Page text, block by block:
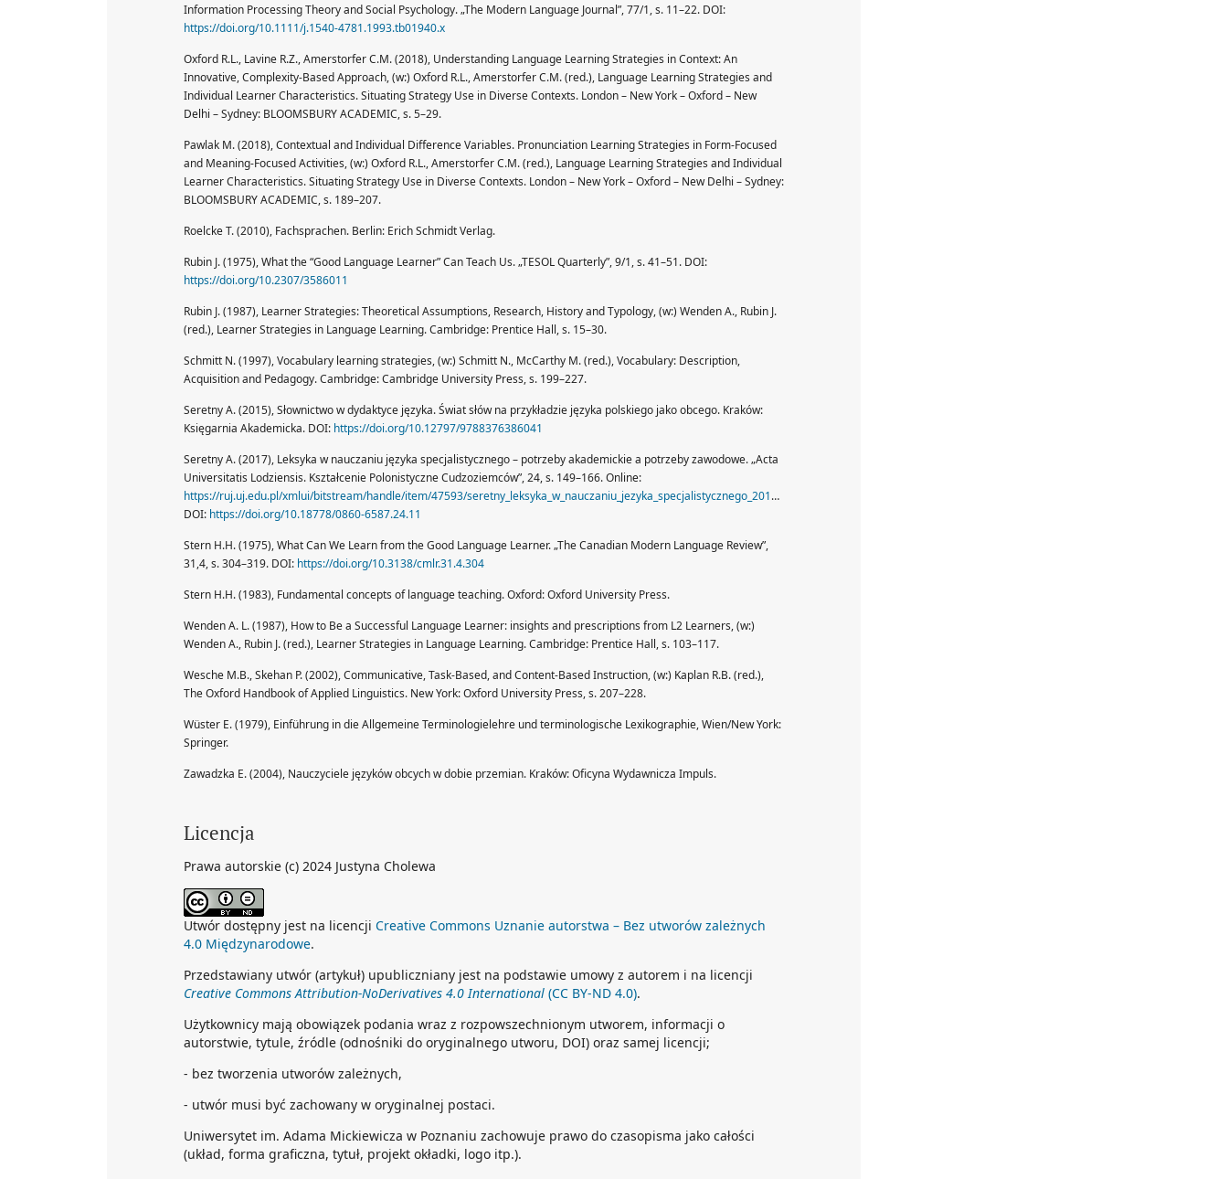
Information Processing Theory and Social Psychology. „The Modern Language Journal”, 77/1, s. 11–22. DOI:
https://doi.org/10.1111/j.1540-4781.1993.tb01940.x
Oxford R.L., Lavine R.Z., Amerstorfer C.M. (2018), Understanding Language Learning Strategies in Context: An
Innovative, Complexity-Based Approach, (w:) Oxford R.L., Amerstorfer C.M. (red.), Language Learning Strategies and
Individual Learner Characteristics. Situating Strategy Use in Diverse Contexts. London – New York – Oxford – New
Delhi – Sydney: BLOOMSBURY ACADEMIC, s. 5–29.
Pawlak M. (2018), Contextual and Individual Difference Variables. Pronunciation Learning Strategies in Form-Focused
and Meaning-Focused Activities, (w:) Oxford R.L., Amerstorfer C.M. (red.), Language Learning Strategies and Individual
Learner Characteristics. Situating Strategy Use in Diverse Contexts. London – New York – Oxford – New Delhi – Sydney:
BLOOMSBURY ACADEMIC, s. 189–207.
Roelcke T. (2010), Fachsprachen. Berlin: Erich Schmidt Verlag.
Rubin J. (1975), What the “Good Language Learner” Can Teach Us. „TESOL Quarterly”, 9/1, s. 41–51. DOI:
https://doi.org/10.2307/3586011
Rubin J. (1987), Learner Strategies: Theoretical Assumptions, Research, History and Typology, (w:) Wenden A., Rubin J.
(red.), Learner Strategies in Language Learning. Cambridge: Prentice Hall, s. 15–30.
Schmitt N. (1997), Vocabulary learning strategies, (w:) Schmitt N., McCarthy M. (red.), Vocabulary: Description,
Acquisition and Pedagogy. Cambridge: Cambridge University Press, s. 199–227.
Seretny A. (2015), Słownictwo w dydaktyce języka. Świat słów na przykładzie języka polskiego jako obcego. Kraków:
Księgarnia Akademicka. DOI: https://doi.org/10.12797/9788376386041
Seretny A. (2017), Leksyka w nauczaniu języka specjalistycznego – potrzeby akademickie a potrzeby zawodowe. „Acta
Universitatis Lodziensis. Kształcenie Polonistyczne Cudzoziemców”, 24, s. 149–166. Online:
https://ruj.uj.edu.pl/xmlui/bitstream/handle/item/47593/seretny_leksyka_w_nauczaniu_jezyka_specjalistycznego_2017.pdf
DOI: https://doi.org/10.18778/0860-6587.24.11
Stern H.H. (1975), What Can We Learn from the Good Language Learner. „The Canadian Modern Language Review”,
31,4, s. 304–319. DOI: https://doi.org/10.3138/cmlr.31.4.304
Stern H.H. (1983), Fundamental concepts of language teaching. Oxford: Oxford University Press.
Wenden A. L. (1987), How to Be a Successful Language Learner: insights and prescriptions from L2 Learners, (w:)
Wenden A., Rubin J. (red.), Learner Strategies in Language Learning. Cambridge: Prentice Hall, s. 103–117.
Wesche M.B., Skehan P. (2002), Communicative, Task-Based, and Content-Based Instruction, (w:) Kaplan R.B. (red.),
The Oxford Handbook of Applied Linguistics. New York: Oxford University Press, s. 207–228.
Wüster E. (1979), Einführung in die Allgemeine Terminologielehre und terminologische Lexikographie, Wien/New York:
Springer.
Zawadzka E. (2004), Nauczyciele języków obcych w dobie przemian. Kraków: Oficyna Wydawnicza Impuls.
Licencja
Prawa autorskie (c) 2024 Justyna Cholewa
Utwór dostępny jest na licencji Creative Commons Uznanie autorstwa – Bez utworów zależnych
4.0 Międzynarodowe.
Przedstawiany utwór (artykuł) upubliczniany jest na podstawie umowy z autorem i na licencji
Creative Commons Attribution-NoDerivatives 4.0 International (CC BY-ND 4.0).
Użytkownicy mają obowiązek podania wraz z rozpowszechnionym utworem, informacji o
autorstwie, tytule, źródle (odnośniki do oryginalnego utworu, DOI) oraz samej licencji;
- bez tworzenia utworów zależnych,
- utwór musi być zachowany w oryginalnej postaci.
Uniwersytet im. Adama Mickiewicza w Poznaniu zachowuje prawo do czasopisma jako całości
(układ, forma graficzna, tytuł, projekt okładki, logo itp.).